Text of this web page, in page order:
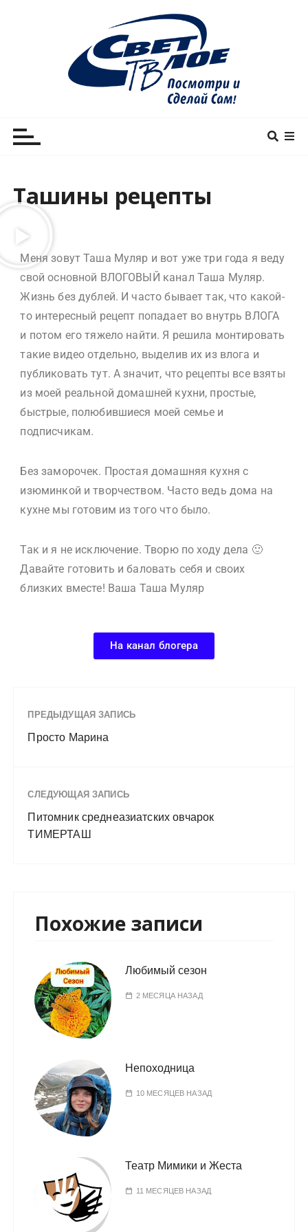
Ташины рецепты
Меня зовут Таша Муляр и вот уже три года я веду
свой основной ВЛОГОВЫЙ канал Таша Муляр.
Жизнь без дублей. И часто бывает так, что какой-
то интересный рецепт попадает во внутрь ВЛОГА
и потом его тяжело найти. Я решила монтировать
такие видео отдельно, выделив их из влога и
публиковать тут. А значит, что рецепты все взяты
из моей реальной домашней кухни, простые,
быстрые, полюбившиеся моей семье и
подписчикам.
Без заморочек. Простая домашняя кухня с
изюминкой и творчеством. Часто ведь дома на
кухне мы готовим из того что было.
Так и я не исключение. Творю по ходу дела 🙂
Давайте готовить и баловать себя и своих
близких вместе! Ваша Таша Муляр
На канал блогера
ПРЕДЫДУЩАЯ ЗАПИСЬ
Просто Марина
СЛЕДУЮЩАЯ ЗАПИСЬ
Питомник среднеазиатских овчарок
ТИМЕРТАШ
Похожие записи
Любимый сезон
2 МЕСЯЦА НАЗАД
Непоходница
10 МЕСЯЦЕВ НАЗАД
Театр Мимики и Жеста
11 МЕСЯЦЕВ НАЗАД